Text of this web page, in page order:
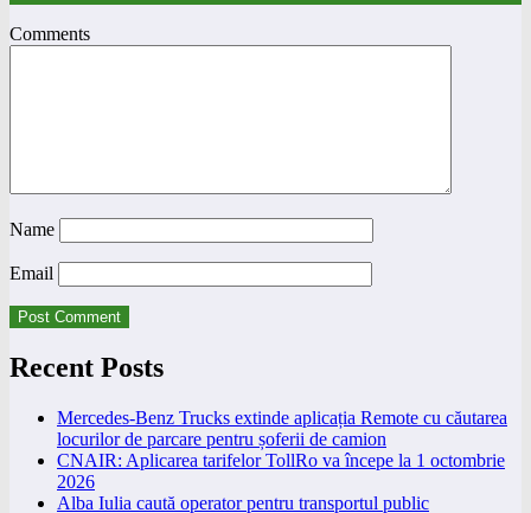
Comments
Name
Email
Recent Posts
Mercedes-Benz Trucks extinde aplicația Remote cu căutarea
locurilor de parcare pentru șoferii de camion
CNAIR: Aplicarea tarifelor TollRo va începe la 1 octombrie
2026
Alba Iulia caută operator pentru transportul public